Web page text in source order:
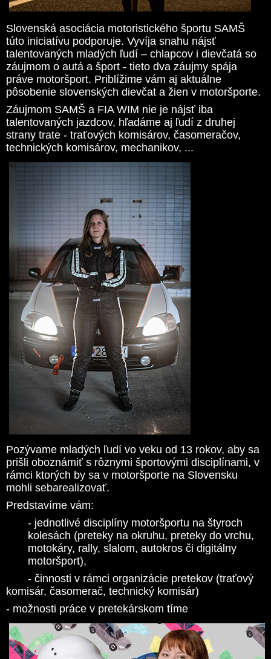
Slovenská asociácia motoristického športu SAMŠ
túto iniciatívu podporuje. Vyvíja snahu nájsť
talentovaných mladých ľudí – chlapcov i dievčatá so
záujmom o autá a šport - tieto dva záujmy spája
práve motoršport. Priblížime vám aj aktuálne
pôsobenie slovenských dievčat a žien v motoršporte.
Záujmom SAMŠ a FIA WIM nie je nájsť iba
talentovaných jazdcov, hľadáme aj ľudí z druhej
strany trate - traťových komisárov, časomeračov,
technických komisárov, mechanikov, ...
Pozývame mladých ľudí vo veku od 13 rokov, aby sa
prišli oboznámiť s rôznymi športovými disciplínami, v
rámci ktorých by sa v motoršporte na Slovensku
mohli sebarealizovať.
Predstavíme vám:
- jednotlivé disciplíny motoršportu na štyroch
kolesách (preteky na okruhu, preteky do vrchu,
motokáry, rally, slalom, autokros či digitálny
motoršport),
- činnosti v rámci organizácie pretekov (traťový
komisár, časomerač, technický komisár)
- možnosti práce v pretekárskom tíme